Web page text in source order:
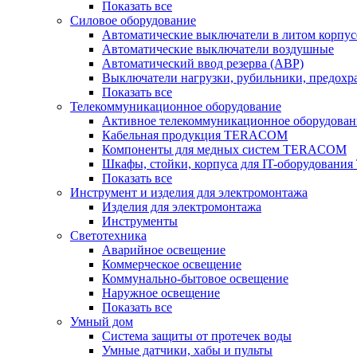
Показать все
Силовое оборудование
Автоматические выключатели в литом
Автоматические выключатели воздушные
Автоматический ввод резерва (АВР)
Выключатели нагрузки, рубильники,
Показать все
Телекоммуникационное оборудование
Активное телекоммуникационное
Кабельная продукция TERACOM
Компоненты для медных систем TERACOM
Шкафы, стойки, корпуса для IT-
Показать все
Инструмент и изделия для электромонтажа
Изделия для электромонтажа
Инструменты
Светотехника
Аварийное освещение
Коммерческое освещение
Коммунально-бытовое освещение
Наружное освещение
Показать все
Умный дом
Система защиты от протечек воды
Умные датчики, хабы и пульты